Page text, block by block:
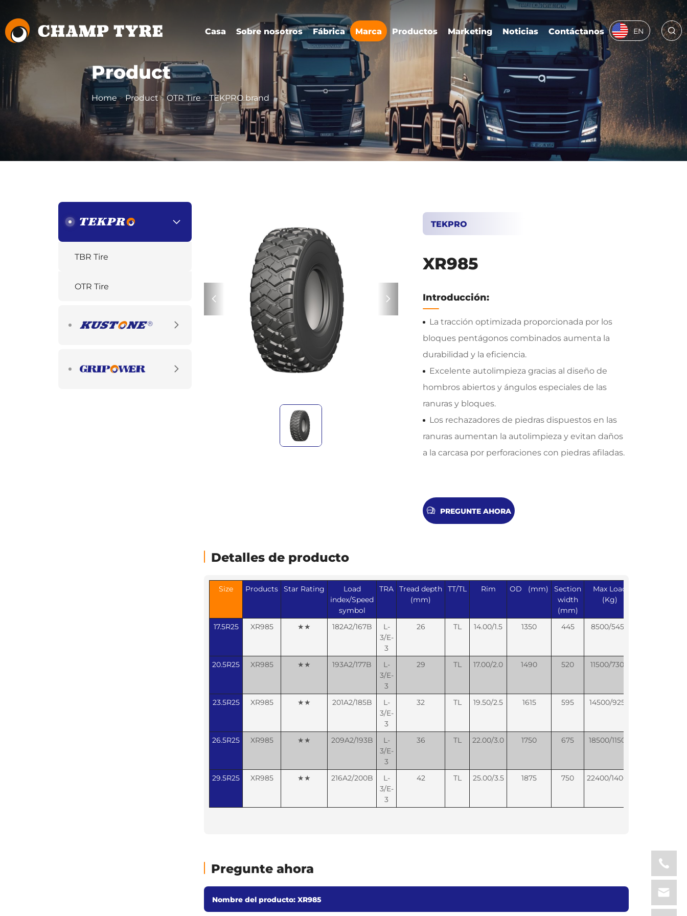
Casa Sobre nosotros Fábrica Marca Productos Marketing Noticias Contáctanos EN
Product
Home>Product> OTR Tire >TEKPRO brand
TBR Tire
OTR Tire
TEKPRO
XR985
Introducción:
La tracción optimizada proporcionada por los
bloques pentágonos combinados aumenta la
durabilidad y la eficiencia.
Excelente autolimpieza gracias al diseño de
hombros abiertos y ángulos especiales de las
ranuras y bloques.
Los rechazadores de piedras dispuestos en las
ranuras aumentan la autolimpieza y evitan daños
a la carcasa por perforaciones con piedras afiladas.
PREGUNTE AHORA
Detalles de producto
Size Products Star Rating
Load
index/Speed
symbol
TRA Tread depth
(mm)
TT/TL Rim OD (mm)
Section
width
(mm)
Max Load
(Kg)
17.5R25 XR985 ★★ 182A2/167B
L-
3/E-
3
26 TL 14.00/1.5 1350 445 8500/5450
20.5R25 XR985 ★★ 193A2/177B
L-
3/E-
3
29 TL 17.00/2.0 1490 520 11500/7300
23.5R25 XR985 ★★ 201A2/185B
L-
3/E-
3
32 TL 19.50/2.5 1615 595 14500/9250
26.5R25 XR985 ★★ 209A2/193B
L-
3/E-
3
36 TL 22.00/3.0 1750 675 18500/11500
29.5R25 XR985 ★★ 216A2/200B
L-
3/E-
3
42 TL 25.00/3.5 1875 750 22400/14000
Pregunte ahora